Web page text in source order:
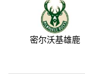
密尔沃基雄鹿